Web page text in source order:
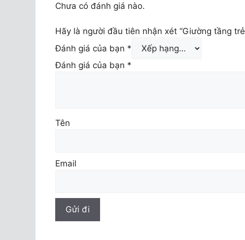
Chưa có đánh giá nào.
Hãy là người đầu tiên nhận xét “Giường tầng
Đánh giá của bạn *
Đánh giá của bạn *
Tên
Email